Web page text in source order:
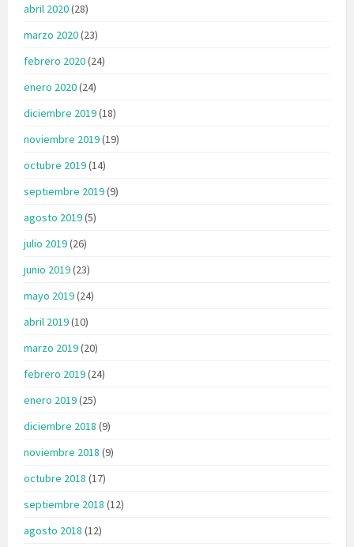
abril 2020(28)
marzo 2020(23)
febrero 2020(24)
enero 2020(24)
diciembre 2019(18)
noviembre 2019(19)
octubre 2019(14)
septiembre 2019(9)
agosto 2019(5)
julio 2019(26)
junio 2019(23)
mayo 2019(24)
abril 2019(10)
marzo 2019(20)
febrero 2019(24)
enero 2019(25)
diciembre 2018 (9)
noviembre 2018 (9)
octubre 2018 (17)
septiembre 2018 (12)
agosto 2018 (12)